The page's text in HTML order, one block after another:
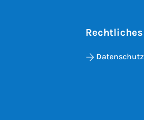
Rechtliches
Datenschutz